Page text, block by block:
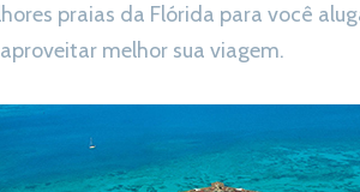
praias da Flórida para você
melhor sua viagem.